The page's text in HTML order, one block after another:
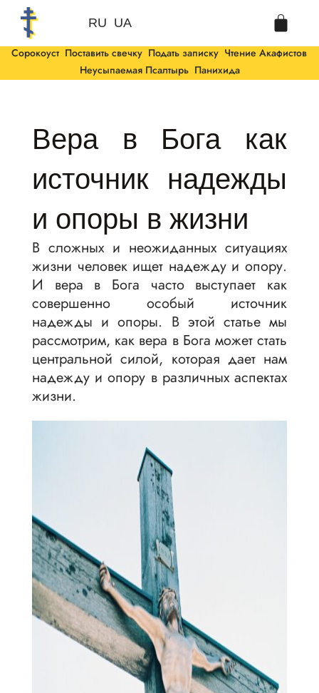
Перейти
содержимому
RU UA Cart
Сорокоуст Поставить свечку Подать записку Чтение Акафистов
Неусыпаемая Псалтырь Панихида
Вера в Бога как
источник надежды
и опоры в жизни
В сложных и неожиданных ситуациях
жизни человек ищет надежду и опору.
И вера в Бога часто выступает как
совершенно особый источник
надежды и опоры. В этой статье мы
рассмотрим, как вера в Бога может стать
центральной силой, которая дает нам
надежду и опору в различных аспектах
жизни.